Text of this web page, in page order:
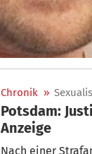
Chronik »
Potsdam:
Anzeige
Nach einer